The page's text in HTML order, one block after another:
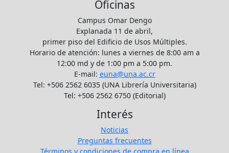
Oficinas
Campus Omar Dengo
Explanada 11 de abril,
primer piso del Edificio de Usos Múltiples.
Horario de atención: lunes a viernes de 8:00 am a
12:00 md y de 1:00 pm a 5:00 pm.
E-mail: euna@una.ac.cr
Tel: +506 2562 6035 (UNA Librería Universitaria)
Tel: +506 2562 6750 (Editorial)
Interés
Noticias
Preguntas frecuentes